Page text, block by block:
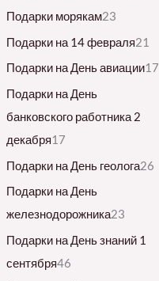
Подарки морякам23
Подарки на 14 февраля21
Подарки на День авиации17
Подарки на День
банковского работника 2
декабря17
Подарки на День геолога26
Подарки на День
железнодорожника23
Подарки на День знаний 1
сентября46